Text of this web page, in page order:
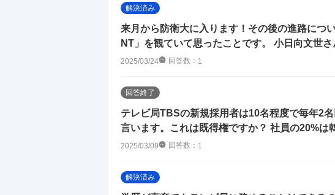
解決済み
来月から防衛大に入ります！その後の進路につ
NT」を観ていて思ったことです。 小日向文世さ
2025/03/24 回答数： 1
回答終了
テレビ局TBSの新規採用者は10名程度で毎年2
言います。これは既得権ですか？ 社員の20%は
2025/03/09 回答数： 1
解決済み